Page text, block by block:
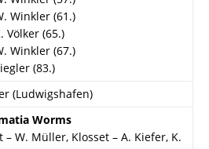
Winkler (61.)
Völker (65.)
Winkler (67.)
(83.)
(Ludwigshafen)
Worms
– W. Müller, Klosset – A. Kiefer, K.